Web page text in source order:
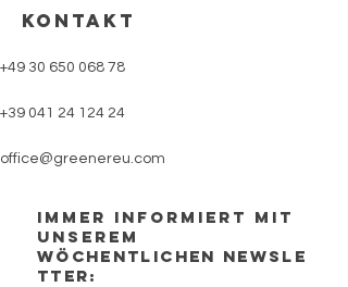
KONTAKT
+49 30 650 068 78
+39 041 24 124 24
office@greenereu.com
Immer Informiert mit
unserem
wöchentlichen newsle
tter: